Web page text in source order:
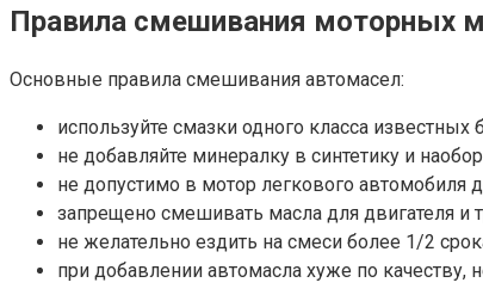
Правила смешивания моторных
Основные правила смешивания автомасел:
используйте смазки одного класса
не добавляйте минералку в синтетику и
не допустимо в мотор легкового автомобиля
запрещено смешивать масла для двигателя и
не желательно ездить на смеси более 1/2
при добавлении автомасла хуже по качеству,